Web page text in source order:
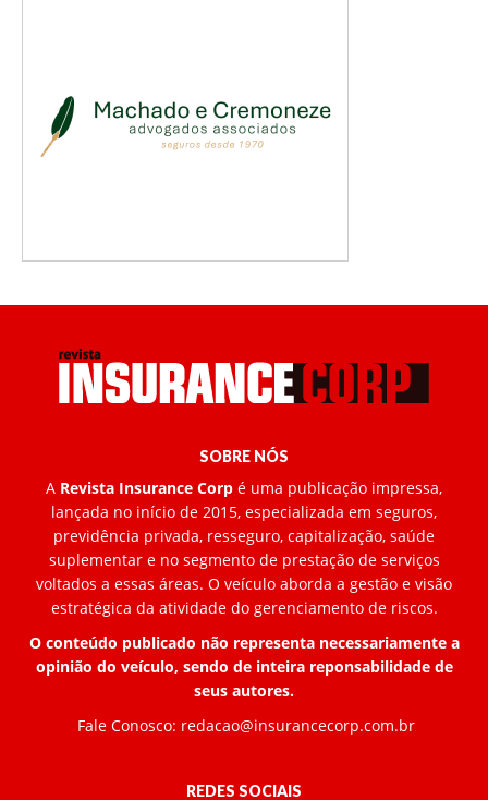
SOBRE NÓS
A Revista Insurance Corp é uma publicação impressa,
lançada no início de 2015, especializada em seguros,
previdência privada, resseguro, capitalização, saúde
suplementar e no segmento de prestação de serviços
voltados a essas áreas. O veículo aborda a gestão e visão
estratégica da atividade do gerenciamento de riscos.
O conteúdo publicado não representa necessariamente a
opinião do veículo, sendo de inteira reponsabilidade de
seus autores.
Fale Conosco: redacao@insurancecorp.com.br
REDES SOCIAIS